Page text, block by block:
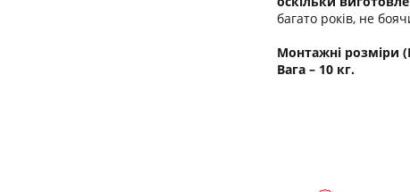
багато років, не
Монтажні розміри
Вага – 10 кг.